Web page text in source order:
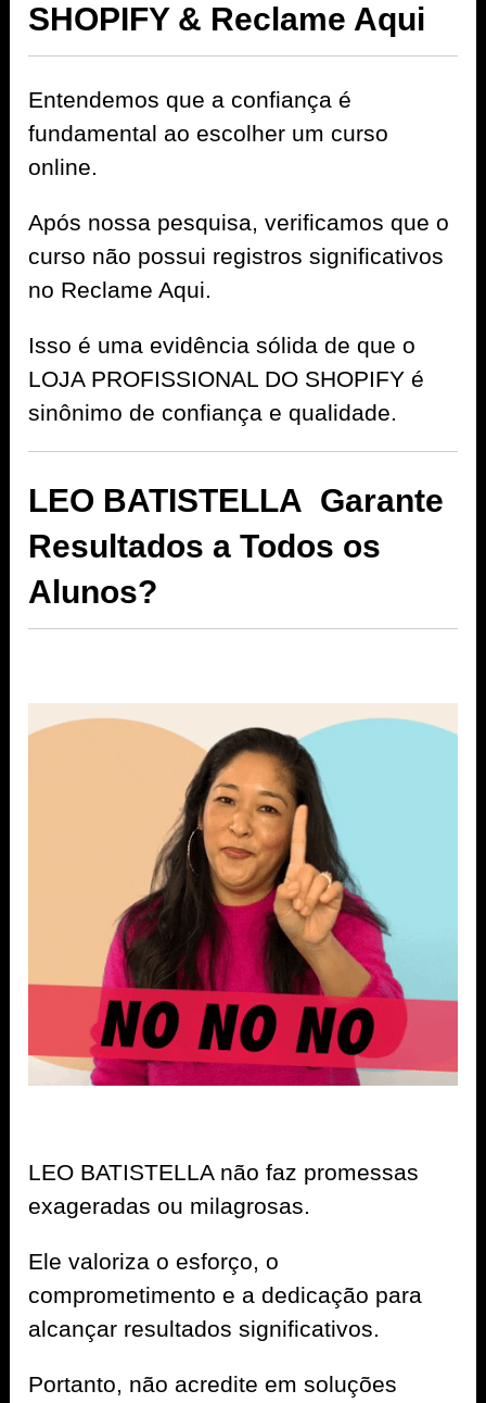
SHOPIFY & Reclame Aqui
Entendemos que a confiança é
fundamental ao escolher um curso
online.
Após nossa pesquisa, verificamos que o
curso não possui registros significativos
no Reclame Aqui.
Isso é uma evidência sólida de que o
LOJA PROFISSIONAL DO SHOPIFY é
sinônimo de confiança e qualidade.
LEO BATISTELLA Garante
Resultados a Todos os
Alunos?
LEO BATISTELLA não faz promessas
exageradas ou milagrosas.
Ele valoriza o esforço, o
comprometimento e a dedicação para
alcançar resultados significativos.
Portanto, não acredite em soluções